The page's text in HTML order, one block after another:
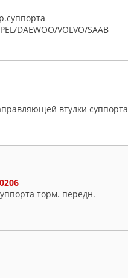
DAEWOO/VOLVO/SAAB
втулки суппорта
торм. передн.